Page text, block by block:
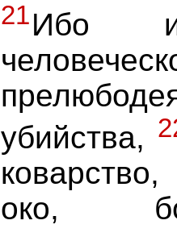
21Ибо
убийства,
око,